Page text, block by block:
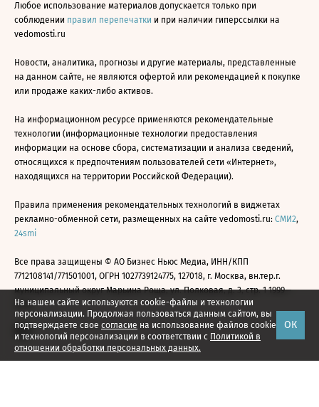
На нашем сайте используются cookie-файлы и технологии
персонализации. Продолжая пользоваться данным сайтом, вы
подтверждаете свое согласие на использование файлов cookie
и технологий персонализации в соответствии с Политикой в
отношении обработки персональных данных.
ОК
Любое использование материалов допускается только при
соблюдении правил перепечатки и при наличии гиперссылки на
vedomosti.ru
Новости, аналитика, прогнозы и другие материалы, представленные
на данном сайте, не являются офертой или рекомендацией к покупке
или продаже каких-либо активов.
На информационном ресурсе применяются рекомендательные
технологии (информационные технологии предоставления
информации на основе сбора, систематизации и анализа сведений,
относящихся к предпочтениям пользователей сети «Интернет»,
находящихся на территории Российской Федерации).
Правила применения рекомендательных технологий в виджетах
рекламно-обменной сети, размещенных на сайте vedomosti.ru: СМИ2,
24smi
Все права защищены © АО Бизнес Ньюс Медиа, ИНН/КПП
7712108141/771501001, ОГРН 1027739124775, 127018, г. Москва, вн.тер.г.
муниципальный округ Марьина Роща, ул. Полковая, д. 3, стр. 1 1999—
2026